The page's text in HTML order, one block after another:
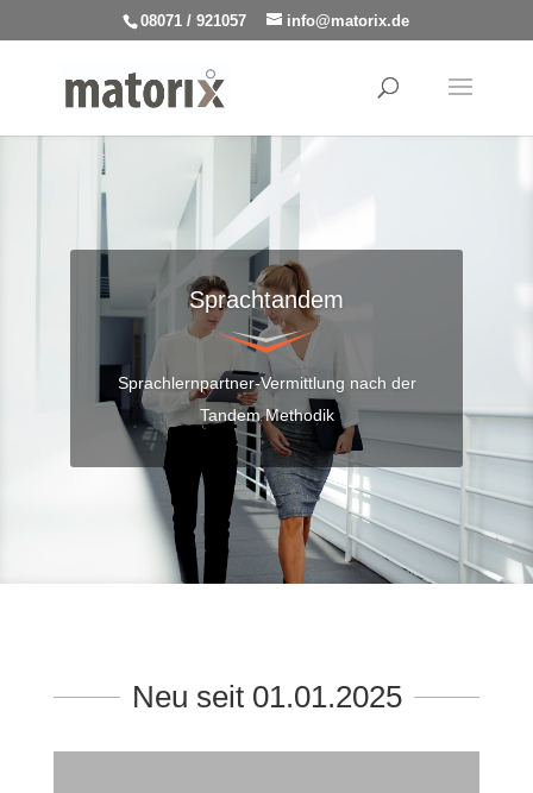
08071 / 921057 info@matorix.de
Sprachtandem
Sprachlernpartner-Vermittlung nach der
Tandem Methodik
Neu seit 01.01.2025